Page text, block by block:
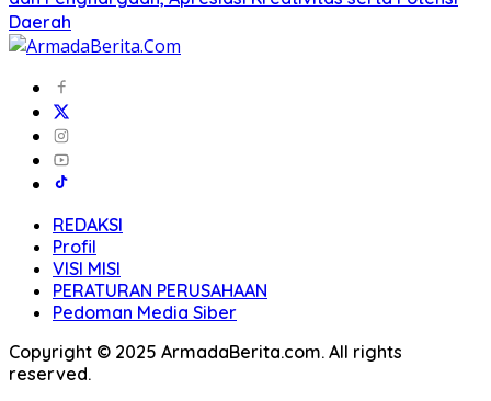
Daerah
REDAKSI
Profil
VISI MISI
PERATURAN PERUSAHAAN
Pedoman Media Siber
Copyright © 2025 ArmadaBerita.com. All rights
reserved.